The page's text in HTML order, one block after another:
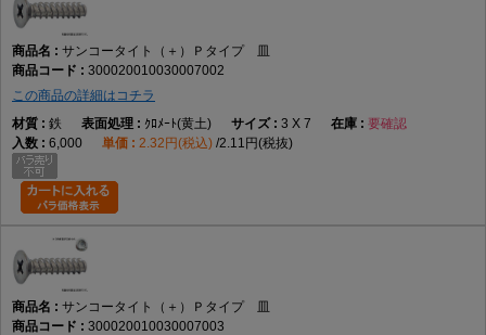
サンコータイト（＋）Ｐタイプ 皿
300020010030007002
この商品の詳細はコチラ
鉄
ｸﾛﾒｰﾄ(黄土) 3 X 7
要確認
6,000
2.32円(税込) 2.11円(税抜)
サンコータイト（＋）Ｐタイプ 皿
300020010030007003